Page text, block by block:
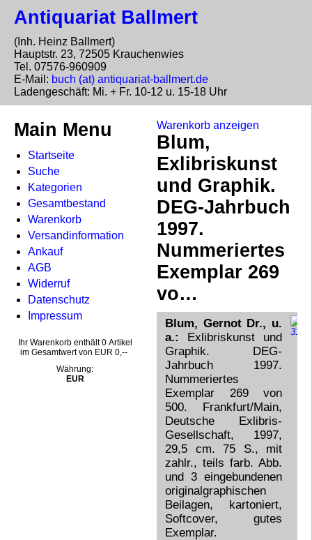
Antiquariat Ballmert
(Inh. Heinz Ballmert)
Hauptstr. 23, 72505 Krauchenwies
Tel. 07576-960909
E-Mail: buch (at) antiquariat-ballmert.de
Ladengeschäft: Mi. + Fr. 10-12 u. 15-18 Uhr
Main Menu
Startseite
Suche
Kategorien
Gesamtbestand
Warenkorb
Versandinformation
Ankauf
AGB
Widerruf
Datenschutz
Impressum
Ihr Warenkorb enthält 0 Artikel
im Gesamtwert von EUR 0,--
Währung:
EUR
Warenkorb anzeigen
Blum,
Exlibriskunst
und Graphik.
DEG-Jahrbuch
1997.
Nummeriertes
Exemplar 269
vo…
Blum, Gernot Dr., u.
a.:
Exlibriskunst und
Graphik. DEG-
Jahrbuch 1997.
Nummeriertes
Exemplar 269 von
500. Frankfurt/Main,
Deutsche Exlibris-
Gesellschaft, 1997,
29,5 cm. 75 S., mit
zahlr., teils farb. Abb.
und 3 eingebundenen
originalgraphischen
Beilagen, kartoniert,
Softcover, gutes
Exemplar.